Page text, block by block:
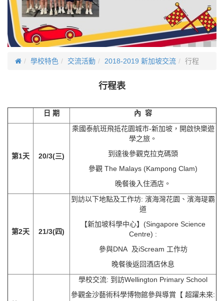
學校特色 交流活動 2018-2019 新加坡交流 行程
行程表
日 期 內 容
第1天 20/3(三)
乘國泰航班飛抵花園城市-新加坡，開啟快樂遊
學之旅。
到達後參觀克拉克碼頭
參觀 The Malays (Kampong Clam)
晚餐後入住酒店。
第2天 21/3(四)
到訪以下地點及工作坊: 濱海灣花園、濱海瑅霸
道
【新加坡科學中心】(Singapore Science
Centre) :
參與DNA 及iScream 工作坊
晚餐後返回酒店休息
學校交流: 到訪Wellington Primary School
參觀金沙藝術科學博物館參與導賞【 超躍未來: